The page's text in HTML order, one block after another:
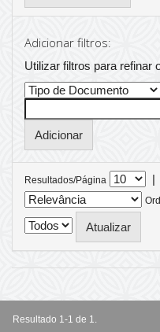
Adicionar filtros:
Utilizar filtros para refinar
Resultados/Página |
Resultado 1-1 de 1.